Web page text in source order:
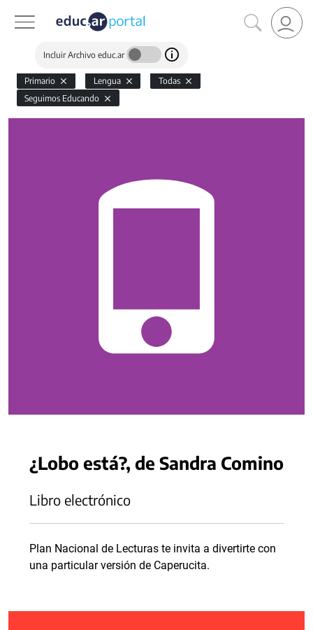
Incluir Archivo educ.ar
Primario Lengua
Todas
Seguimos Educando
¿Lobo está?, de Sandra Comino
Libro electrónico
Plan Nacional de Lecturas te invita a divertirte con
una particular versión de Caperucita.